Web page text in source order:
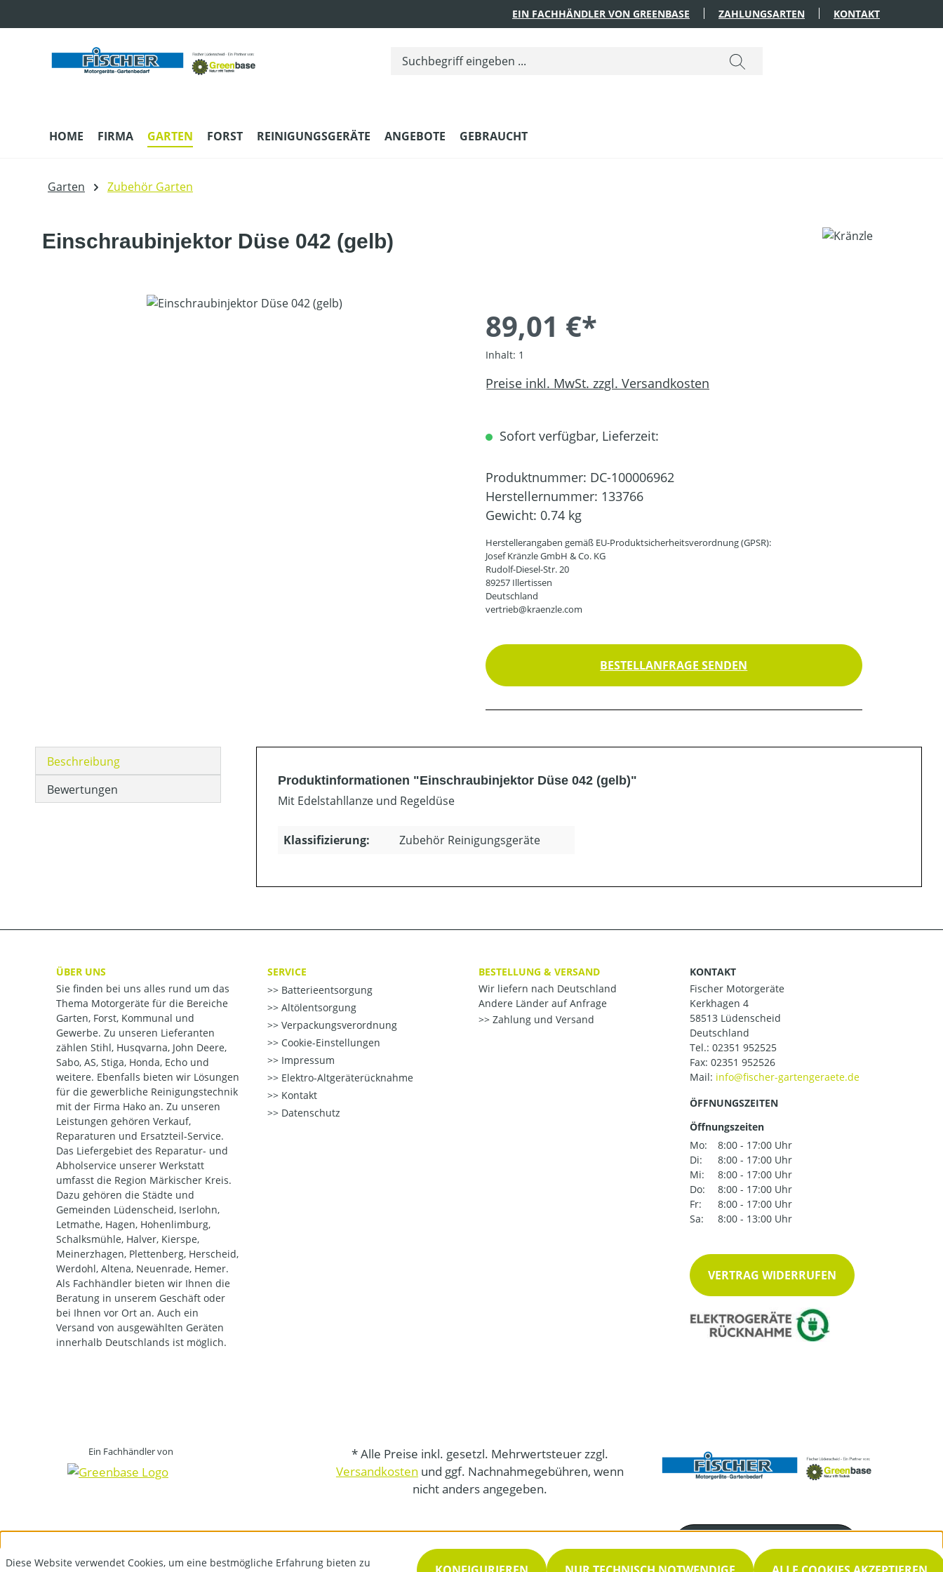
EIN FACHHÄNDLER VON GREENBASE ZAHLUNGSARTEN KONTAKT
HOME FIRMA GARTEN FORST REINIGUNGSGERÄTE ANGEBOTE GEBRAUCHT
Garten Zubehör Garten
Einschraubinjektor Düse 042 (gelb)
Bildergalerie überspringen
89,01 €*
Inhalt: 1
Preise inkl. MwSt. zzgl. Versandkosten
Sofort verfügbar, Lieferzeit:
Produktnummer: DC-100006962
Herstellernummer: 133766
Gewicht: 0.74 kg
Herstellerangaben gemäß EU-Produktsicherheitsverordnung (GPSR):
Josef Kränzle GmbH & Co. KG
Rudolf-Diesel-Str. 20
89257 Illertissen
Deutschland
vertrieb@kraenzle.com
BESTELLANFRAGE SENDEN
Beschreibung
Bewertungen
Produktinformationen "Einschraubinjektor Düse 042 (gelb)"
Mit Edelstahllanze und Regeldüse
Klassifizierung: Zubehör Reinigungsgeräte
ÜBER UNS
Sie finden bei uns alles rund um das
Thema Motorgeräte für die Bereiche
Garten, Forst, Kommunal und
Gewerbe. Zu unseren Lieferanten
zählen Stihl, Husqvarna, John Deere,
Sabo, AS, Stiga, Honda, Echo und
weitere. Ebenfalls bieten wir Lösungen
für die gewerbliche Reinigungstechnik
mit der Firma Hako an. Zu unseren
Leistungen gehören Verkauf,
Reparaturen und Ersatzteil-Service.
Das Liefergebiet des Reparatur- und
Abholservice unserer Werkstatt
umfasst die Region Märkischer Kreis.
Dazu gehören die Städte und
Gemeinden Lüdenscheid, Iserlohn,
Letmathe, Hagen, Hohenlimburg,
Schalksmühle, Halver, Kierspe,
Meinerzhagen, Plettenberg, Herscheid,
Werdohl, Altena, Neuenrade, Hemer.
Als Fachhändler bieten wir Ihnen die
Beratung in unserem Geschäft oder
bei Ihnen vor Ort an. Auch ein
Versand von ausgewählten Geräten
innerhalb Deutschlands ist möglich.
SERVICE
Batterieentsorgung
Altölentsorgung
Verpackungsverordnung
Cookie-Einstellungen
Impressum
Elektro-Altgeräterücknahme
Kontakt
Datenschutz
BESTELLUNG & VERSAND
Wir liefern nach Deutschland
Andere Länder auf Anfrage
Zahlung und Versand
KONTAKT
Fischer Motorgeräte
Kerkhagen 4
58513 Lüdenscheid
Deutschland
Tel.: 02351 952525
Fax: 02351 952526
Mail:
ÖFFNUNGSZEITEN
Öffnungszeiten
Mo:
8:00 - 17:00 Uhr
Di:
8:00 - 17:00 Uhr
Mi:
8:00 - 17:00 Uhr
Do:
8:00 - 17:00 Uhr
Fr:
8:00 - 17:00 Uhr
Sa:
8:00 - 13:00 Uhr
VERTRAG WIDERRUFEN
Ein Fachhändler von
* Alle Preise inkl. gesetzl. Mehrwertsteuer zzgl.
Versandkosten und ggf. Nachnahmegebühren, wenn
nicht anders angegeben.
02351 952525
Diese Website verwendet Cookies, um eine bestmögliche Erfahrung bieten zu